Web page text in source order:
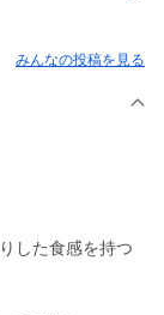
みんなの投稿を見る
した食感を持つ